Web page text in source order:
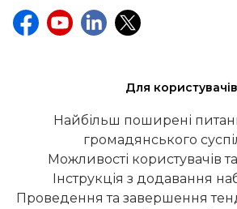
Для користувачів
Найбільш поширені
громадянського
Можливості користувачів
Інструкція з додавання
Проведення та завершення